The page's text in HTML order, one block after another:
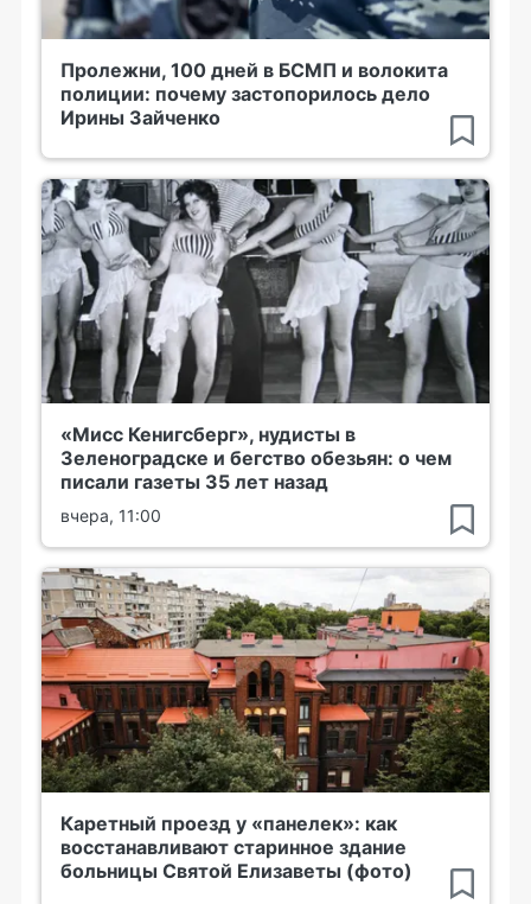
Пролежни, 100 дней в БСМП и волокита
полиции: почему застопорилось дело
Ирины Зайченко
«Мисс Кенигсберг», нудисты в
Зеленоградске и бегство обезьян: о чем
писали газеты 35 лет назад
вчера, 11:00
Каретный проезд у «панелек»: как
восстанавливают старинное здание
больницы Святой Елизаветы (фото)